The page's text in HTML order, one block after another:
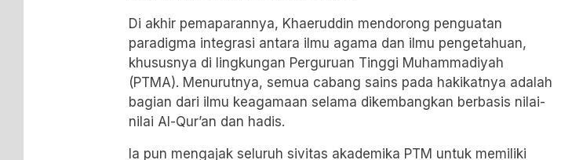
Di akhir pemaparannya, Khaeruddin mendorong penguatan
paradigma integrasi antara ilmu agama dan ilmu pengetahuan,
khususnya di lingkungan Perguruan Tinggi Muhammadiyah
(PTMA). Menurutnya, semua cabang sains pada hakikatnya adalah
bagian dari ilmu keagamaan selama dikembangkan berbasis nilai-
nilai Al-Qur’an dan hadis.
Ia pun mengajak seluruh sivitas akademika PTM untuk memiliki